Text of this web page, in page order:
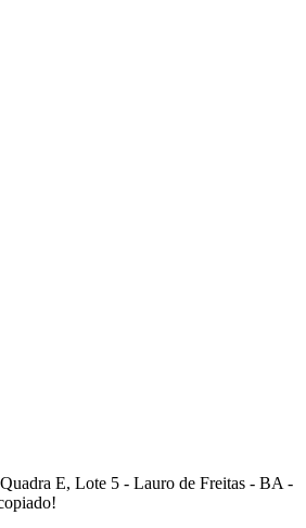
E, Lote 5 - Lauro de Freitas - BA -